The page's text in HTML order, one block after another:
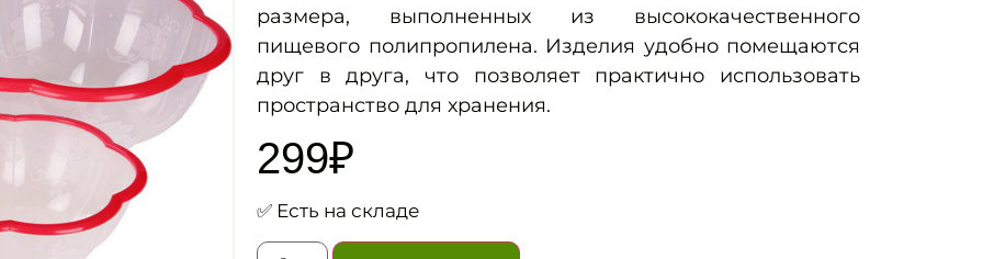
размера, выполненных из высококачественного
пищевого полипропилена. Изделия удобно помещаются
друг в друга, что позволяет практично использовать
пространство для хранения.
299₽
✅ Есть на складе